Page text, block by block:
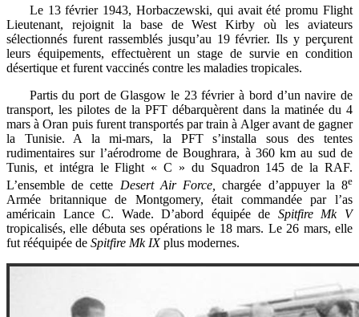
Le 13 février 1943, Horbaczewski, qui avait été promu Flight
Lieutenant, rejoignit la base de West Kirby où les aviateurs
sélectionnés furent rassemblés jusqu’au 19 février. Ils y perçurent
leurs équipements, effectuèrent un stage de survie en condition
désertique et furent vaccinés contre les maladies tropicales.
Partis du port de Glasgow le 23 février à bord d’un navire de
transport, les pilotes de la PFT débarquèrent dans la matinée du 4
mars à Oran puis furent transportés par train à Alger avant de gagner
la Tunisie. A la mi-mars, la PFT s’installa sous des tentes
rudimentaires sur l’aérodrome de Boughrara, à 360 km au sud de
Tunis, et intégra le Flight « C » du Squadron 145 de la RAF.
L’ensemble de cette Desert Air Force,chargée d’appuyer la 8e
Armée britannique de Montgomery, était commandée par l’as
américain Lance C. Wade. D’abord équipée de Spitfire Mk V
tropicalisés, elle débuta ses opérations le 18 mars. Le 26 mars, elle
fut rééquipée de Spitfire Mk IXplus modernes.